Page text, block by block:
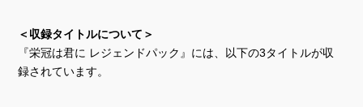
＜収録タイトルについて＞
『栄冠は君に レジェンドパック』には、以下の3タイトルが収
録されています。